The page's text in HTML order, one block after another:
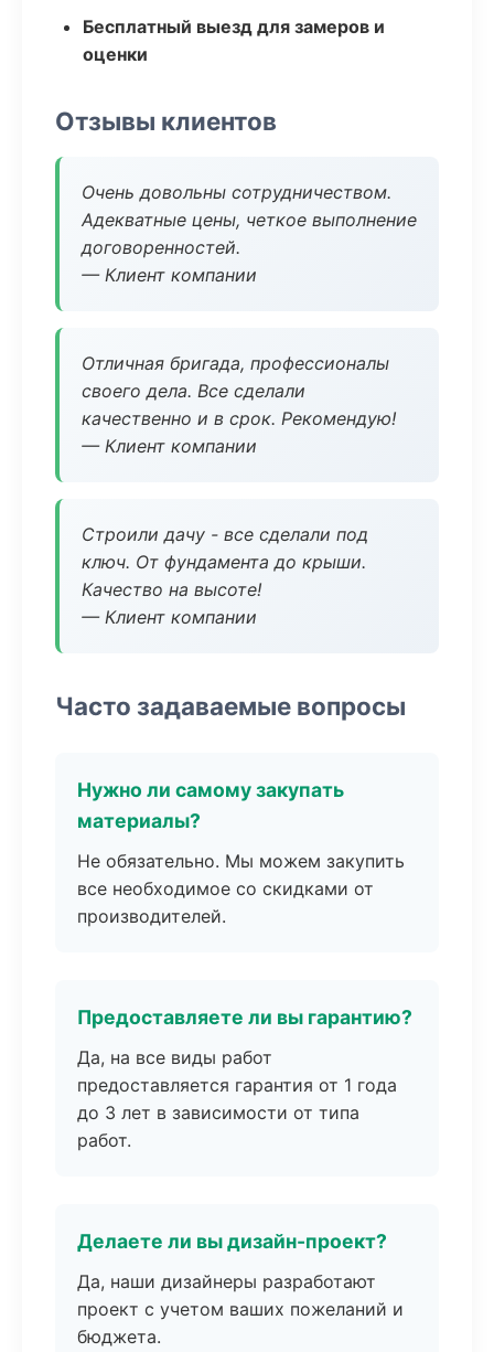
Бесплатный выезд для замеров и
оценки
Отзывы клиентов
Очень довольны сотрудничеством.
Адекватные цены, четкое выполнение
договоренностей.
— Клиент компании
Отличная бригада, профессионалы
своего дела. Все сделали
качественно и в срок. Рекомендую!
— Клиент компании
Строили дачу - все сделали под
ключ. От фундамента до крыши.
Качество на высоте!
— Клиент компании
Часто задаваемые вопросы
Нужно ли самому закупать
материалы?
Не обязательно. Мы можем закупить
все необходимое со скидками от
производителей.
Предоставляете ли вы гарантию?
Да, на все виды работ
предоставляется гарантия от 1 года
до 3 лет в зависимости от типа
работ.
Делаете ли вы дизайн-проект?
Да, наши дизайнеры разработают
проект с учетом ваших пожеланий и
бюджета.